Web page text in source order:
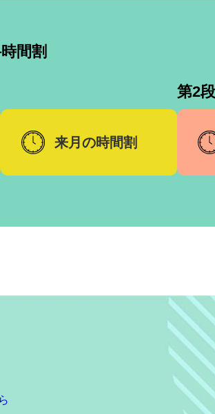
間割
来月の時間割
第2